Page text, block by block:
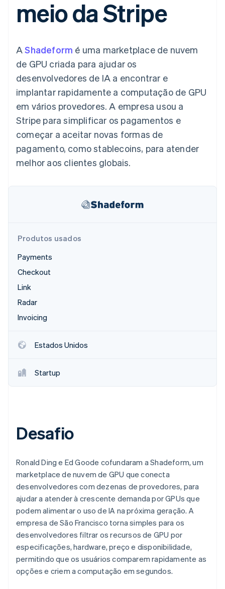
Authorization
Boost
Link
acelerado
Recognition
Automação
contábil
personalizados
Data Pipeline
Sincronização
de dados
Mais
Product roadmap
Veja o que está chegando
Radar
Prevenção de fraudes
Incorporação de startups
Stripe Sessions 2026
Marketplaces
Gestão dos valores
Plataformas
Por setor
Empresas de IA
Economia de criadores
Jogos
Hospitalidade, viagens
Seguros
Mídia e entretenimento
lucrativos
Setor público
Gerenciar assinaturas
Ofereça cobrança por
uso
stablecoins
Provisione e gerencie
serviços com agentes
Recursos
Integrações de
Exemplos de códigos
Blog de
desenvolvedores
Plano de ação do
produto
Carreiras
Sala de imprensa
Stripe Press
Contato
Fale com a equipe de
vendas
Seja um parceiro
meio da Stripe
AShadeform é uma marketplace de nuvem
de GPU criada para ajudar os
desenvolvedores de IA a encontrar e
implantar rapidamente a computação de GPU
em vários provedores. A empresa usou a
Stripe para simplificar os pagamentos e
começar a aceitar novas formas de
pagamento, como stablecoins, para atender
melhor aos clientes globais.
Produtos usados
Payments
Checkout
Link
Radar
Invoicing
Estados Unidos
Startup
Desafio
Ronald Ding e Ed Goode cofundaram a Shadeform, um
marketplace de nuvem de GPU que conecta
desenvolvedores com dezenas de provedores, para
ajudar a atender à crescente demanda por GPUs que
podem alimentar o uso de IA na próxima geração. A
empresa de São Francisco torna simples para os
desenvolvedores filtrar os recursos de GPU por
especificações, hardware, preço e disponibilidade,
permitindo que os usuários comparem rapidamente as
opções e criem a computação em segundos.